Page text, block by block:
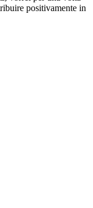
positivamente in